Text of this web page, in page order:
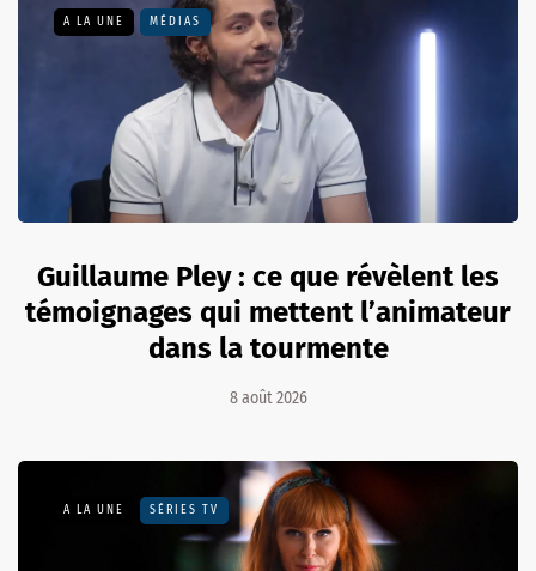
A LA UNE MÉDIAS
Guillaume Pley : ce que révèlent les
témoignages qui mettent l’animateur
dans la tourmente
8 août 2026
A LA UNE SÉRIES TV